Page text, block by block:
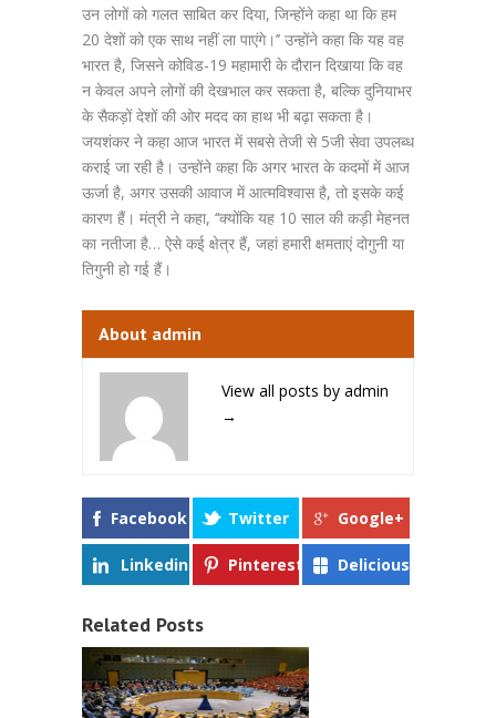
उन लोगों को गलत साबित कर दिया, जिन्होंने कहा था कि हम
20 देशों को एक साथ नहीं ला पाएंगे।’’ उन्होंने कहा कि यह वह
भारत है, जिसने कोविड-19 महामारी के दौरान दिखाया कि वह
न केवल अपने लोगों की देखभाल कर सकता है, बल्कि दुनियाभर
के सैकड़ों देशों की ओर मदद का हाथ भी बढ़ा सकता है।
जयशंकर ने कहा आज भारत में सबसे तेजी से 5जी सेवा उपलब्ध
कराई जा रही है। उन्होंने कहा कि अगर भारत के कदमों में आज
ऊर्जा है, अगर उसकी आवाज में आत्मविश्वास है, तो इसके कई
कारण हैं। मंत्री ने कहा, ‘‘क्योंकि यह 10 साल की कड़ी मेहनत
का नतीजा है… ऐसे कई क्षेत्र हैं, जहां हमारी क्षमताएं दोगुनी या
तिगुनी हो गई हैं।
About admin
View all posts by admin
→
Facebook Twitter Google+
Linkedin Pinterest Delicious
Related Posts